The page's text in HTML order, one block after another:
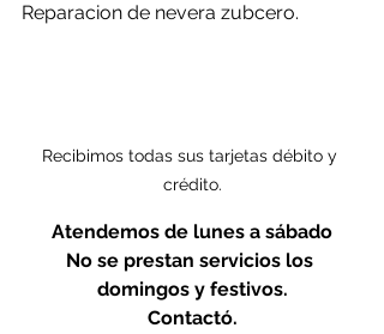
Reparacion de nevera zubcero.
Recibimos todas sus tarjetas débito y
crédito.
Atendemos de lunes a sábado
No se prestan servicios los
domingos y festivos.
Contactó.